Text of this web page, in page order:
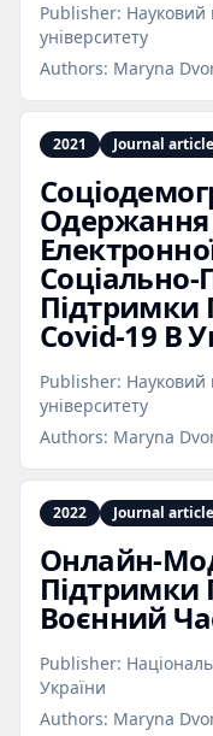
Publisher: Науковий
університету
Authors: Maryna
2021 Journal article
Підтримки
Covid‑19 В
Publisher: Науковий
університету
Authors: Maryna
2022 Journal article
Підтримки
Воєнний
Publisher:
України
Authors: Maryna